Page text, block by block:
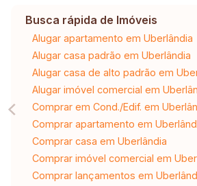
Busca rápida de Imóveis
Alugar apartamento em Uberlândia
Alugar casa padrão em Uberlândia
Alugar casa de alto padrão em
Alugar imóvel comercial em
Comprar em Cond./Edif. em
Comprar apartamento em
Comprar casa em Uberlândia
Comprar imóvel comercial em
Comprar lançamentos em